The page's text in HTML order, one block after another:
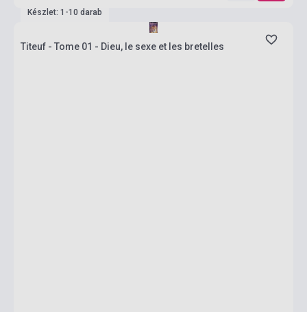
Készlet: 1-10 darab
Titeuf - Tome 01 - Dieu, le sexe et les bretelles